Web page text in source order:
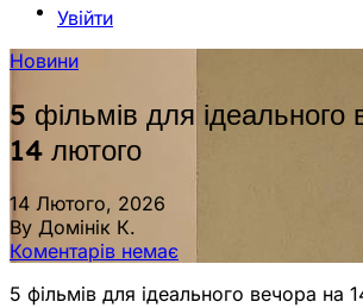
Увійти
Новини
5 фільмів для ідеального
14 лютого
14 Лютого, 2026
By Домінік К.
Коментарів немає
5 фільмів для ідеального вечора на